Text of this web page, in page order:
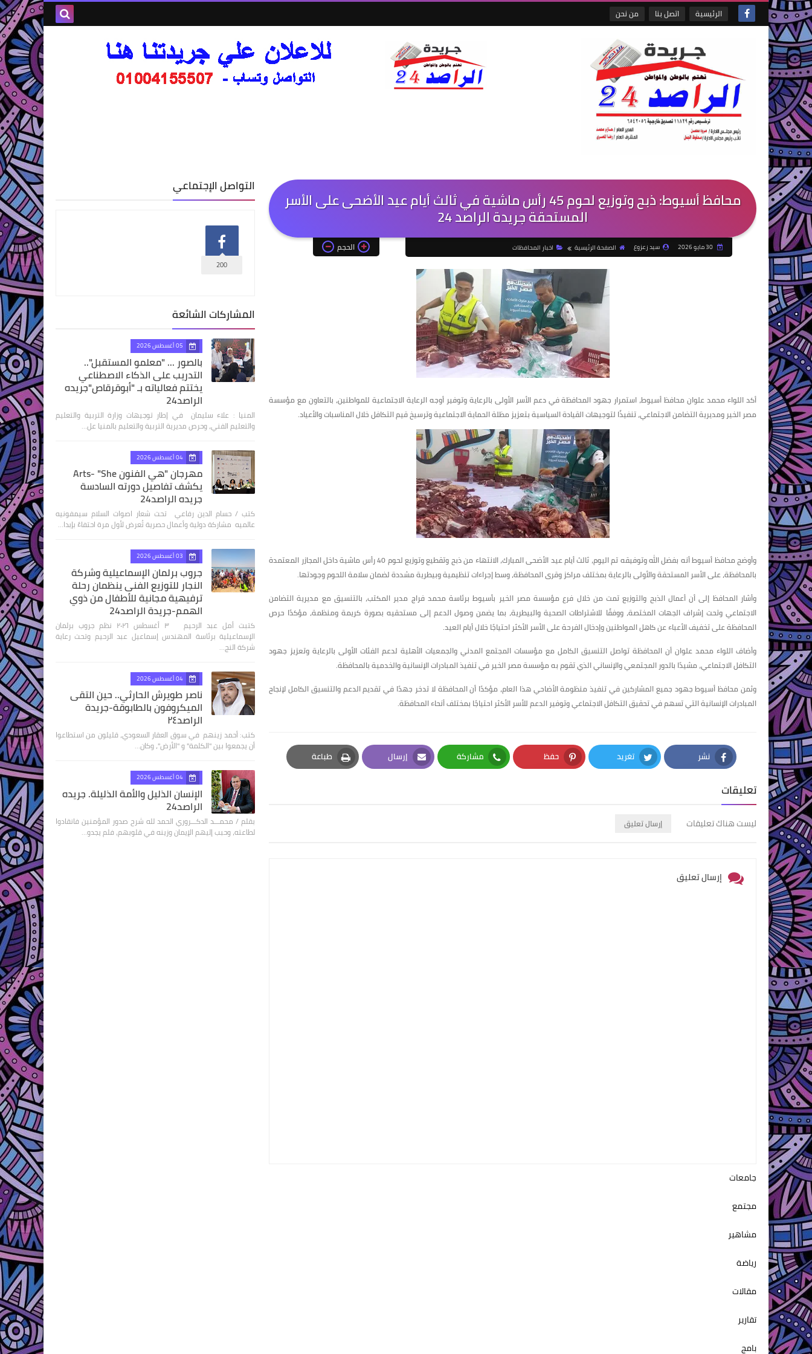
الرئيسية اتصل بنا من نحن
محافظ أسيوط: ذبح وتوزيع لحوم 45 رأس ماشية في ثالث أيام عيد الأضحى على الأسر
المستحقة جريدة الراصد 24
30 مايو 2026 سيد زعزوع الصفحة الرئيسية اخبار المحافظات الحجم
أكد اللواء محمد علوان محافظ أسيوط، استمرار جهود المحافظة في دعم الأسر الأولى بالرعاية وتوفير أوجه الرعاية الاجتماعية للمواطنين، بالتعاون مع مؤسسة
مصر الخير ومديرية التضامن الاجتماعي، تنفيذًا لتوجيهات القيادة السياسية بتعزيز مظلة الحماية الاجتماعية وترسيخ قيم التكافل خلال المناسبات والأعياد.
وأوضح محافظ أسيوط أنه بفضل الله وتوفيقه تم اليوم، ثالث أيام عيد الأضحى المبارك، الانتهاء من ذبح وتقطيع وتوزيع لحوم 40 رأس ماشية داخل المجازر المعتمدة
بالمحافظة، على الأسر المستحقة والأولى بالرعاية بمختلف مراكز وقرى المحافظة، وسط إجراءات تنظيمية وبيطرية مشددة لضمان سلامة اللحوم وجودتها.
وأشار المحافظ إلى أن أعمال الذبح والتوزيع تمت من خلال فرع مؤسسة مصر الخير بأسيوط برئاسة محمد فراج مدير المكتب، بالتنسيق مع مديرية التضامن
الاجتماعي وتحت إشراف الجهات المختصة، ووفقًا للاشتراطات الصحية والبيطرية، بما يضمن وصول الدعم إلى مستحقيه بصورة كريمة ومنظمة، مؤكدًا حرص
المحافظة على تخفيف الأعباء عن كاهل المواطنين وإدخال الفرحة على الأسر الأكثر احتياجًا خلال أيام العيد.
وأضاف اللواء محمد علوان أن المحافظة تواصل التنسيق الكامل مع مؤسسات المجتمع المدني والجمعيات الأهلية لدعم الفئات الأولى بالرعاية وتعزيز جهود
التكافل الاجتماعي، مشيدًا بالدور المجتمعي والإنساني الذي تقوم به مؤسسة مصر الخير في تنفيذ المبادرات الإنسانية والخدمية بالمحافظة.
وثمن محافظ أسيوط جهود جميع المشاركين في تنفيذ منظومة الأضاحي هذا العام، مؤكدًا أن المحافظة لا تدخر جهدًا في تقديم الدعم والتنسيق الكامل لإنجاح
المبادرات الإنسانية التي تسهم في تحقيق التكافل الاجتماعي وتوفير الدعم للأسر الأكثر احتياجًا بمختلف أنحاء المحافظة.
نشر
Facebook
تغريد
Twitter
حفظ
Pinterest
مشاركة
Whatsapp
إرسال
Email
طباعة
Print
تعليقات
ليست هناك تعليقات إرسال تعليق
إرسال تعليق
جامعات
مجتمع
مشاهير
رياضة
مقالات
تقارير
بامج
التواصل الإجتماعي
200
المشاركات الشائعة
05 أغسطس 2026
بالصور ... "معلمو المستقبل"..
التدريب على الذكاء الاصطناعي
يختتم فعالياته بـ "أبوقرقاص"جريده
الراصد24
المنيا : علاء سليمان في إطار توجيهات وزارة التربية والتعليم
والتعليم الفني، وحرص مديرية التربية والتعليم بالمنيا عل…
04 أغسطس 2026
مهرجان "هي الفنون Arts- "She
يكشف تفاصيل دورته السادسة
جريده الراصد24
كتب / حسام الدين رفاعي تحت شعار اصوات السلام سيمفونيه
عالميه مشاركة دولية وأعمال حصرية تُعرض لأول مرة احتفاءً بإبدا…
03 أغسطس 2026
جروب برلمان الإسماعيلية وشركة
النجار للتوزيع الفنى ينظمان رحلة
ترفيهية مجانية للأطفال من ذوي
الهمم-جريدة الراصد24
كتبت أمل عبد الرحيم ٣ أغسطس ٢٠٢٦ نظم جروب برلمان
الإسماعيلية برئاسة المهندس إسماعيل عبد الرحيم وتحت رعاية
شركة النج…
04 أغسطس 2026
ناصر طويرش الحارثي.. حين التقى
الميكروفون بالطابوقة-جريدة
الراصد٢٤
كتب: أحمد زينهم في سوق العقار السعودي، قليلون من استطاعوا
أن يجمعوا بين "الكلمة" و "الأرض"، وكان…
04 أغسطس 2026
الإنسان الذليل والأمة الذليلة. جريده
الراصد24
بقلم / محمـــد الدكـــروري الحمد لله شرح صدور المؤمنين فانقادوا
لطاعته، وحبب إليهم الإيمان وزينه في قلوبهم، فلم يجدو…